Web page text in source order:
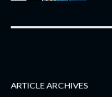
ARTICLE ARCHIVES